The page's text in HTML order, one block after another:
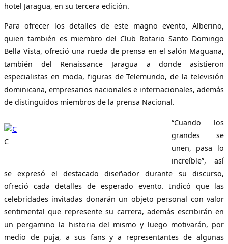
hotel Jaragua, en su tercera edición.
Para ofrecer los detalles de este magno evento, Alberino,
quien también es miembro del Club Rotario Santo Domingo
Bella Vista, ofreció una rueda de prensa en el salón Maguana,
también del Renaissance Jaragua a donde asistieron
especialistas en moda, figuras de Telemundo, de la televisión
dominicana, empresarios nacionales e internacionales, además
de distinguidos miembros de la prensa Nacional.
C
“Cuando los
grandes se
unen, pasa lo
increíble”, así
se expresó el destacado diseñador durante su discurso,
ofreció cada detalles de esperado evento. Indicó que las
celebridades invitadas donarán un objeto personal con valor
sentimental que represente su carrera, además escribirán en
un pergamino la historia del mismo y luego motivarán, por
medio de puja, a sus fans y a representantes de algunas